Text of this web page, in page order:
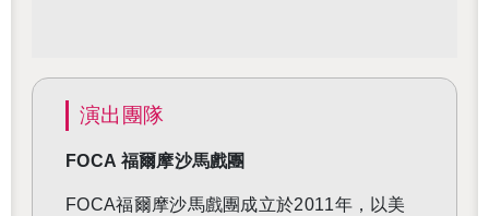
演出團隊
FOCA 福爾摩沙馬戲團
FOCA福爾摩沙馬戲團成立於2011年，以美